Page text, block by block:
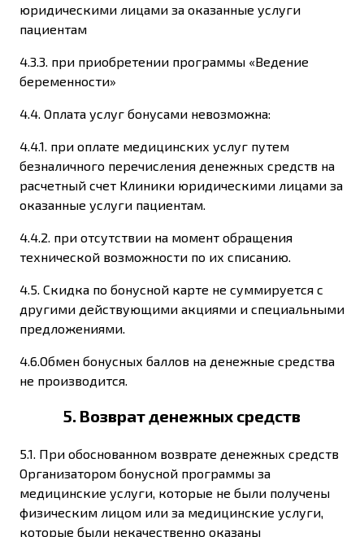
юридическими лицами за оказанные услуги
пациентам
4.3.3. при приобретении программы «Ведение
беременности»
4.4. Оплата услуг бонусами невозможна:
4.4.1. при оплате медицинских услуг путем
безналичного перечисления денежных средств на
расчетный счет Клиники юридическими лицами за
оказанные услуги пациентам.
4.4.2. при отсутствии на момент обращения
технической возможности по их списанию.
4.5. Скидка по бонусной карте не суммируется с
другими действующими акциями и специальными
предложениями.
4.6.Обмен бонусных баллов на денежные средства
не производится.
5. Возврат денежных средств
5.1. При обоснованном возврате денежных средств
Организатором бонусной программы за
медицинские услуги, которые не были получены
физическим лицом или за медицинские услуги,
которые были некачественно оказаны